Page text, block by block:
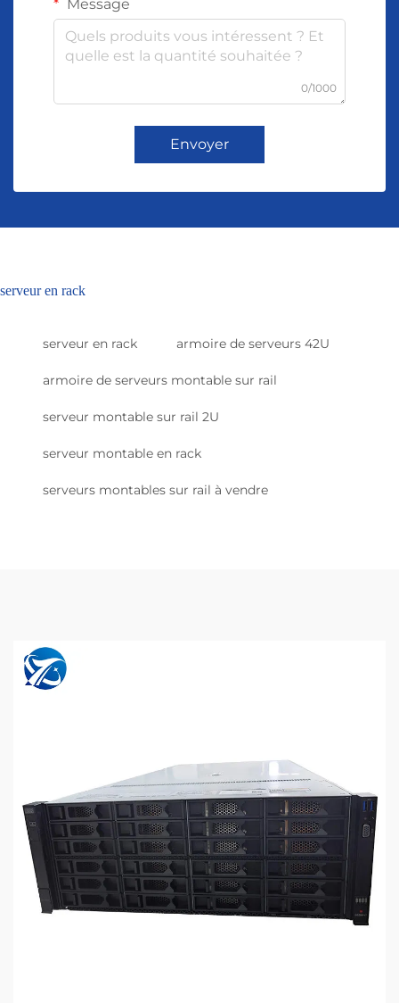
Message
0/1000
Envoyer
serveur en rack
serveur en rack armoire de serveurs 42U
armoire de serveurs montable sur rail
serveur montable sur rail 2U
serveur montable en rack
serveurs montables sur rail à vendre